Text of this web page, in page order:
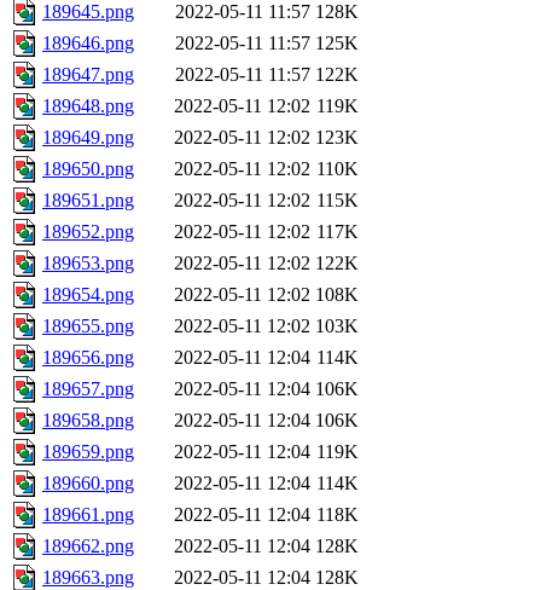
189645.png
2022-05-11 11:57 128K
189646.png
2022-05-11 11:57 125K
189647.png
2022-05-11 11:57 122K
189648.png
2022-05-11 12:02 119K
189649.png
2022-05-11 12:02 123K
189650.png
2022-05-11 12:02 110K
189651.png
2022-05-11 12:02 115K
189652.png
2022-05-11 12:02 117K
189653.png
2022-05-11 12:02 122K
189654.png
2022-05-11 12:02 108K
189655.png
2022-05-11 12:02 103K
189656.png
2022-05-11 12:04 114K
189657.png
2022-05-11 12:04 106K
189658.png
2022-05-11 12:04 106K
189659.png
2022-05-11 12:04 119K
189660.png
2022-05-11 12:04 114K
189661.png
2022-05-11 12:04 118K
189662.png
2022-05-11 12:04 128K
189663.png
2022-05-11 12:04 128K